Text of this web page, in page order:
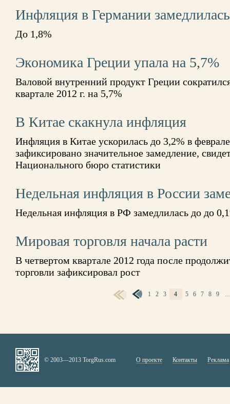
Инфляция в Германии замедлилась
До 1,8%
Экономика Греции упала на 5,7%
Валовой внутренний продукт Греции
квартале 2012 г. на 5,7%
В Китае скакнула инфляция
Инфляция в Китае ускорилась до 3,2% в
зафиксировано значительное замедление,
Национального бюро статистики
Недельная инфляция в России
Недельная инфляция в РФ замедлилась до до
Мировая торговля начала расти
В четвертом квартале 2012 года после
торговли зафиксировал рост
1 2 3 4 5 6 7 8 9
© 2003—2013 TorgRus.com О проекте Контакты Реклама